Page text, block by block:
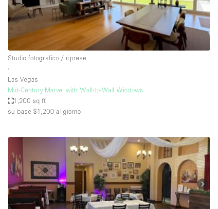
Spazio unico
Stand / Bancarella
Stand / Chiosco / Stand
Studio fotografico / riprese
Uffici
Villa / Casa
Accesso per disabili
Ampia Porta d'Ingresso
Animals Friendly
Studio fotografico / riprese
∙
Las Vegas
Mid-Century Marvel with Wall-to-Wall Windows
1,200 sq ft
su base $1,200 al giorno